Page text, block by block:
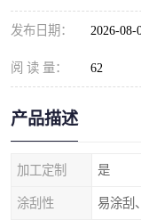
发布日期： 2026-08-
阅 读 量： 62
产品描述
加工定制 是
涂刮性 易涂刮